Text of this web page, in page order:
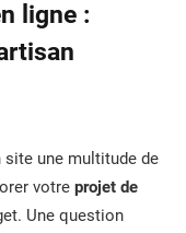
ligne :
une multitude de
votre projet de
Une question